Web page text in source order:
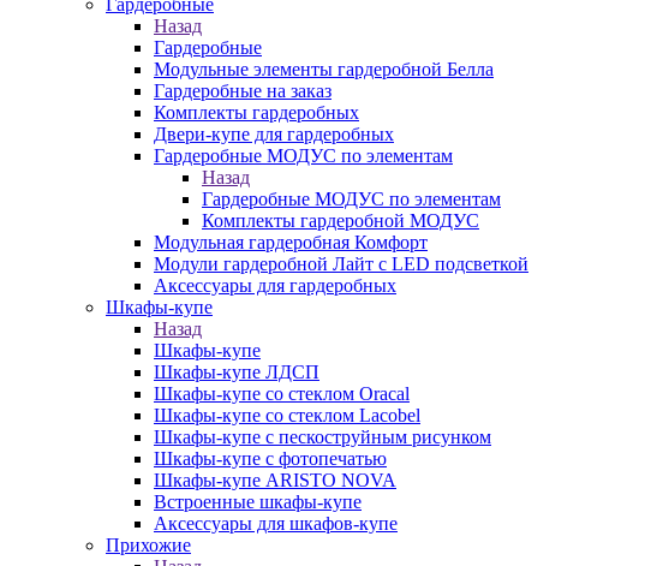
Гардеробные
Назад
Гардеробные
Модульные элементы гардеробной Белла
Гардеробные на заказ
Комплекты гардеробных
Двери-купе для гардеробных
Гардеробные МОДУС по элементам
Назад
Гардеробные МОДУС по элементам
Комплекты гардеробной МОДУС
Модульная гардеробная Комфорт
Модули гардеробной Лайт с LED подсветкой
Аксессуары для гардеробных
Шкафы-купе
Назад
Шкафы-купе
Шкафы-купе ЛДСП
Шкафы-купе со стеклом Oracal
Шкафы-купе со стеклом Lacobel
Шкафы-купе с пескоструйным рисунком
Шкафы-купе с фотопечатью
Шкафы-купе ARISTO NOVA
Встроенные шкафы-купе
Аксессуары для шкафов-купе
Прихожие